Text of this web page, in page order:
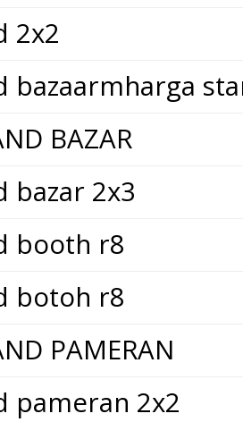
2x2
bazaarmharga
BAZAR
bazar 2x3
booth r8
botoh r8
PAMERAN
pameran 2x2